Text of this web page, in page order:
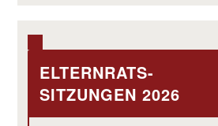
ELTERNRATS-
SITZUNGEN 2026